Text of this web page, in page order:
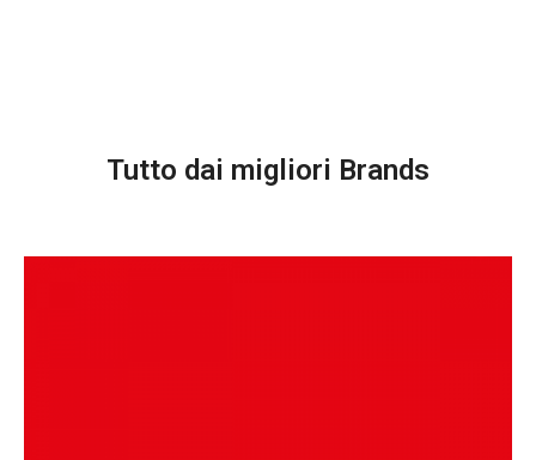
Tutto dai migliori Brands